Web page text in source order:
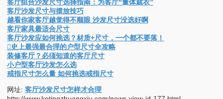
客厅组合沙发尺寸选择指南：为客厅“量体裁衣”
客厅沙发尺寸与摆放技巧
越看你家客厅越觉得不顺眼 沙发尺寸没选好啊
客厅家具最适合尺寸
客厅沙发应如何挑选？材质+尺寸，一个都不要落！
史上最强最合理的户型尺寸全攻略
装修客厅？必须知道的客厅尺寸
小户型客厅沙发怎么选
戒指尺寸怎么量 如何挑选戒指尺寸
网址: 客厅沙发尺寸怎样才合理